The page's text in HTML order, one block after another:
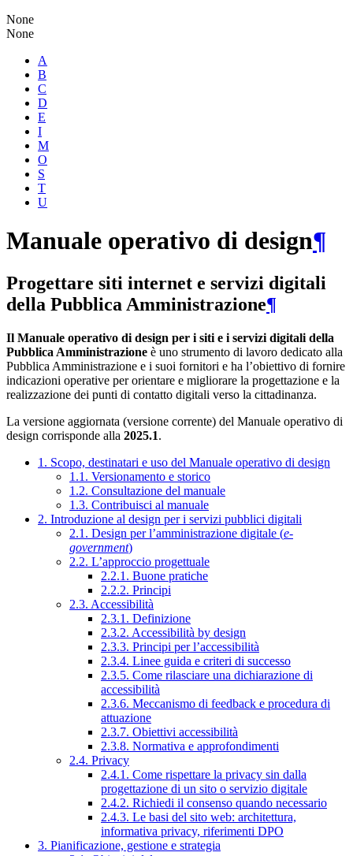
None
None
A
B
C
D
E
I
M
O
S
T
U
Manuale operativo di design¶
Progettare siti internet e servizi digitali
della Pubblica Amministrazione¶
Il Manuale operativo di design per i siti e i servizi digitali della
Pubblica Amministrazione è uno strumento di lavoro dedicato alla
Pubblica Amministrazione e i suoi fornitori e ha l’obiettivo di fornire
indicazioni operative per orientare e migliorare la progettazione e la
realizzazione dei punti di contatto digitali verso la cittadinanza.
La versione aggiornata (versione corrente) del Manuale operativo di
design corrisponde alla 2025.1.
1. Scopo, destinatari e uso del Manuale operativo di design
1.1. Versionamento e storico
1.2. Consultazione del manuale
1.3. Contribuisci al manuale
2. Introduzione al design per i servizi pubblici digitali
2.1. Design per l’amministrazione digitale (e-
government)
2.2. L’approccio progettuale
2.2.1. Buone pratiche
2.2.2. Principi
2.3. Accessibilità
2.3.1. Definizione
2.3.2. Accessibilità by design
2.3.3. Principi per l’accessibilità
2.3.4. Linee guida e criteri di successo
2.3.5. Come rilasciare una dichiarazione di
accessibilità
2.3.6. Meccanismo di feedback e procedura di
attuazione
2.3.7. Obiettivi accessibilità
2.3.8. Normativa e approfondimenti
2.4. Privacy
2.4.1. Come rispettare la privacy sin dalla
progettazione di un sito o servizio digitale
2.4.2. Richiedi il consenso quando necessario
2.4.3. Le basi del sito web: architettura,
informativa privacy, riferimenti DPO
3. Pianificazione, gestione e strategia